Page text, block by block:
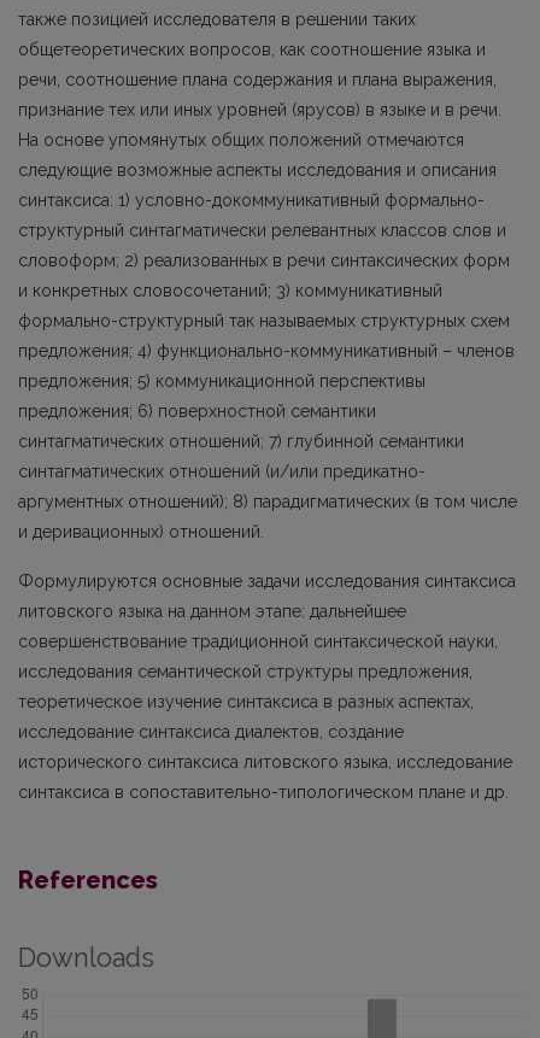
также позицией исследователя в решении таких
общетеоретических вопросов, как соотношение языка и
речи, соотношение плана содержания и плана выражения,
признание тех или иных уровней (ярусов) в языке и в речи.
На основе упомянутых общих положений отмечаются
следующие возможные аспекты исследования и описания
синтаксиса: 1) условно-докоммуникативный формально-
структурный синтагматически релевантных классов слов и
словоформ; 2) реализованных в речи синтаксических форм
и конкретных словосочетаний; 3) коммуникативный
формально-структурный так называемых структурных схем
предложения; 4) функционально-коммуникативный – членов
предложения; 5) коммуникационной перспективы
предложения; 6) поверхностной семантики
синтагматических отношений; 7) глубинной семантики
синтагматических отношений (и/или предикатно-
аргументных отношений); 8) парадигматических (в том числе
и деривационных) отношений.
Формулируются основные задачи исследования синтаксиса
литовского языка на данном этапе: дальнейшее
совершенствование традиционной синтаксической науки,
исследования семантической структуры предложения,
теоретическое изучение синтаксиса в разных аспектах,
исследование синтаксиса диалектов, создание
исторического синтаксиса литовского языка, исследование
синтаксиса в сопоставительно-типологическом плане и др.
References
Downloads